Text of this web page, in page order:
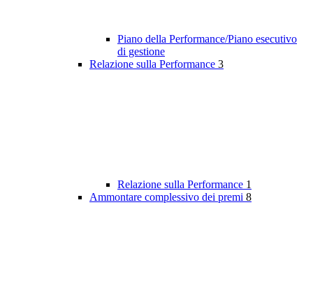
Piano della Performance/Piano esecutivo
di gestione
Relazione sulla Performance 3
Relazione sulla Performance 1
Ammontare complessivo dei premi 8